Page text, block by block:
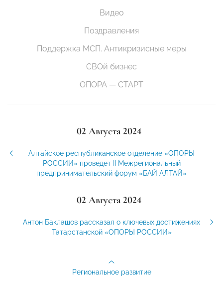
Видео
Поздравления
Поддержка МСП. Антикризисные меры
СВОй бизнес
ОПОРА — СТАРТ
02 Августа 2024
Алтайское республиканское отделение «ОПОРЫ
РОССИИ» проведет II Межрегиональный
предпринимательский форум «БАЙ АЛТАЙ»
02 Августа 2024
Антон Баклашов рассказал о ключевых достижениях
Татарстанской «ОПОРЫ РОССИИ»
Региональное развитие